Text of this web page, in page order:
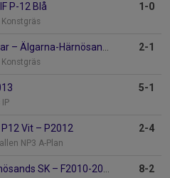
P-12 Blå 1-0
– Älgarna-Härnösand IF 2-1
5-1
P12 Vit – P2012
NP3 A-Plan
2-4
SK – F2010-2011 8-2